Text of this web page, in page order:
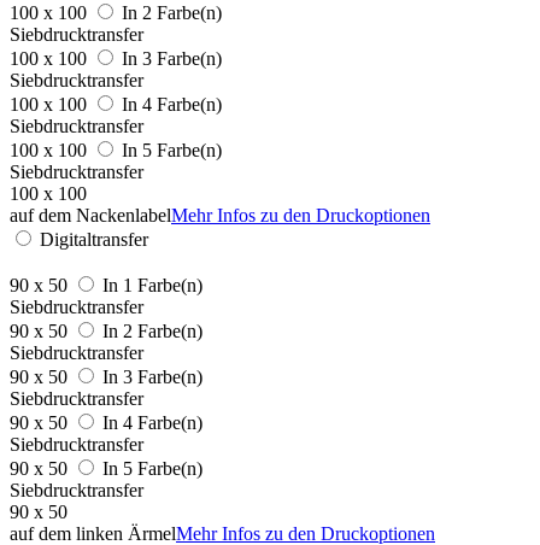
100 x 100
In 2 Farbe(n)
Siebdrucktransfer
100 x 100
In 3 Farbe(n)
Siebdrucktransfer
100 x 100
In 4 Farbe(n)
Siebdrucktransfer
100 x 100
In 5 Farbe(n)
Siebdrucktransfer
100 x 100
auf dem NackenlabelMehr Infos zu den Druckoptionen
Digitaltransfer
90 x 50
In 1 Farbe(n)
Siebdrucktransfer
90 x 50
In 2 Farbe(n)
Siebdrucktransfer
90 x 50
In 3 Farbe(n)
Siebdrucktransfer
90 x 50
In 4 Farbe(n)
Siebdrucktransfer
90 x 50
In 5 Farbe(n)
Siebdrucktransfer
90 x 50
auf dem linken ÄrmelMehr Infos zu den Druckoptionen